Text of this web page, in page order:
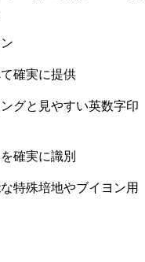
確実に提供
グと見やすい英数字印
確実に識別
特殊培地やブイヨン用